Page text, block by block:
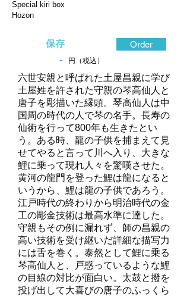
Special kiri box
Hozon
保存
- 円（税込）
Order
六世安親と呼ばれた土屋昌親に学び
土屋姓を許された守親の琴高仙人と
唐子を彫描いた縁頭。琴高仙人は中
国周の時代の人で琴の名手。長寿の
仙術を行って800年も生きたとい
う。ある時、龍の子供を捕まえて見
せてやると言って川へ入り、大きな
鯉に乗って現れ人々を驚嘆させた。
黄河の龍門を登った鯉は龍になると
いうから、鯉は龍の子供であろう。
江戸時代の終わりから明治時代の金
工の彫金技術は最高水準に達した。
守親もその例に漏れず、師の昌親の
高い技術を受け継いだ詳細な描写力
には舌を巻く。泰然として鯉に乗る
琴高仙人と、戸惑っているような鯉
の目線の対比が面白い。太鼓と撥を
投げ出して大喜びの唐子のふっくら